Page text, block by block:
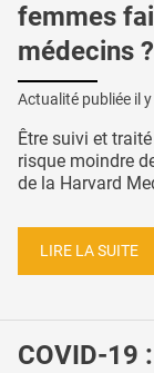
femmes
médecins ?
Actualité publiée il y
Être suivi et
risque moindre
de la Harvard
LIRE LA SUITE
COVID-19